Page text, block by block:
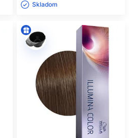
Skladom ㅤ